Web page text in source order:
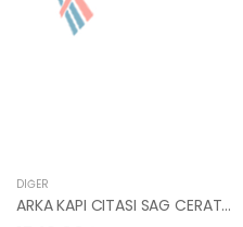
DIĞER
ARKA KAPI CITASI SAG CERATO 03-09 87722-2F300-YS